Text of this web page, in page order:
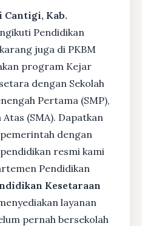
Cantigi, Kab.
Pendidikan
juga di PKBM
program Kejar
dengan Sekolah
Pertama (SMP),
(SMA). Dapatkan
dengan
resmi kami
Pendidikan
Kesetaraan
layanan
pernah bersekolah